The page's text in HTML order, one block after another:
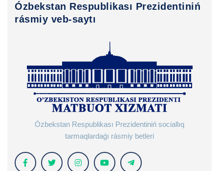
Ózbekstan Respublikası Prezidentiniń
rásmiy veb-saytı
Ózbekstan Respublikası Prezidentiniń sociallıq
tarmaqlardaǵı rásmiy betleri